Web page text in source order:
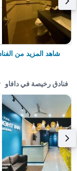
شاهد المزيد من
فنادق رخيصة في دافاو